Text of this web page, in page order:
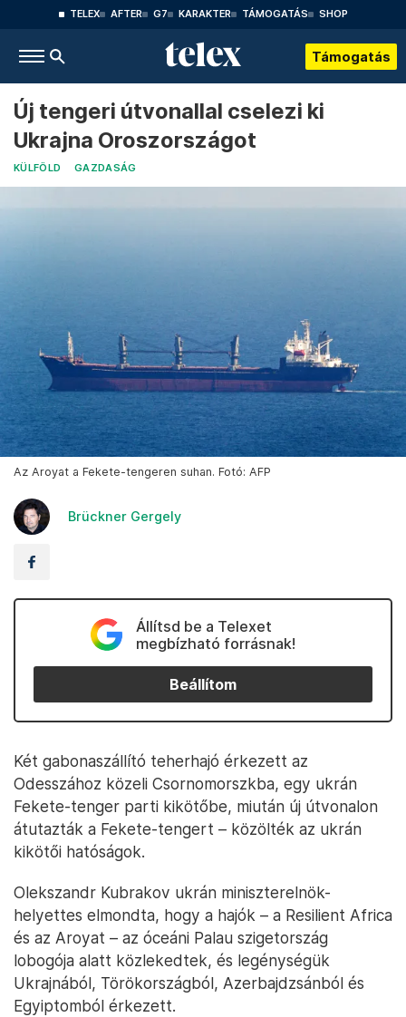
TELEX AFTER G7 KARAKTER TÁMOGATÁS SHOP
Támogatás
Új tengeri útvonallal cselezi ki
Ukrajna Oroszországot
KÜLFÖLD GAZDASÁG
Az Aroyat a Fekete-tengeren suhan. Fotó: AFP
Brückner Gergely
Állítsd be a Telexet
megbízható forrásnak!
Beállítom
Két gabonaszállító teherhajó érkezett az
Odesszához közeli Csornomorszkba, egy ukrán
Fekete-tenger parti kikötőbe, miután új útvonalon
átutazták a Fekete-tengert – közölték az ukrán
kikötői hatóságok.
Olekszandr Kubrakov ukrán miniszterelnök-
helyettes elmondta, hogy a hajók – a Resilient Africa
és az Aroyat – az óceáni Palau szigetország
lobogója alatt közlekedtek, és legénységük
Ukrajnából, Törökországból, Azerbajdzsánból és
Egyiptomból érkezett.